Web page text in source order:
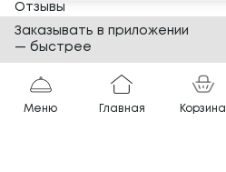
Отзывы
Банкеты
Вопросы и ответы
Меню Главная Корзина
Заказывать в приложении
— быстрее